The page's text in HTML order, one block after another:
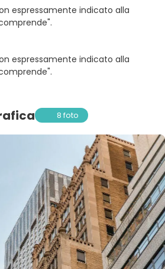
espressamente indicato alla
espressamente indicato alla
8 foto